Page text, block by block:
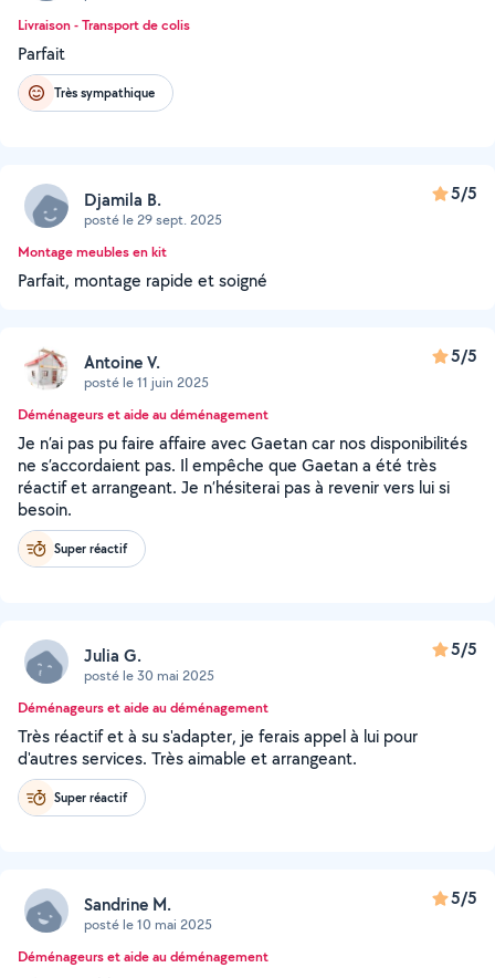
Livraison - Transport de colis
Parfait
Très sympathique
Djamila B.
posté le 29 sept. 2025
5/5
Montage meubles en kit
Parfait, montage rapide et soigné
Antoine V.
posté le 11 juin 2025
5/5
Déménageurs et aide au déménagement
Je n’ai pas pu faire affaire avec Gaetan car nos disponibilités
ne s’accordaient pas. Il empêche que Gaetan a été très
réactif et arrangeant. Je n’hésiterai pas à revenir vers lui si
besoin.
Super réactif
Julia G.
posté le 30 mai 2025
5/5
Déménageurs et aide au déménagement
Très réactif et à su s'adapter, je ferais appel à lui pour
d'autres services. Très aimable et arrangeant.
Super réactif
Sandrine M.
posté le 10 mai 2025
5/5
Déménageurs et aide au déménagement